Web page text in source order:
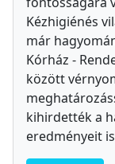
Kézhigiénés
már
Kórház -
között
kihirdették a
eredményeit